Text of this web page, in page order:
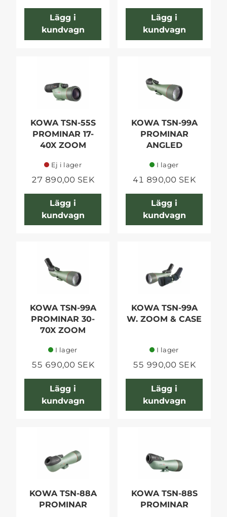
Lägg i
kundvagn
Lägg i
kundvagn
KOWA TSN-55S
PROMINAR 17-
40X ZOOM
Ej i lager
27 890,00 SEK
Lägg i
kundvagn
KOWA TSN-99A
PROMINAR
ANGLED
I lager
41 890,00 SEK
Lägg i
kundvagn
KOWA TSN-99A
PROMINAR 30-
70X ZOOM
I lager
55 690,00 SEK
Lägg i
kundvagn
KOWA TSN-99A
W. ZOOM & CASE
I lager
55 990,00 SEK
Lägg i
kundvagn
KOWA TSN-88A
PROMINAR
KOWA TSN-88S
PROMINAR